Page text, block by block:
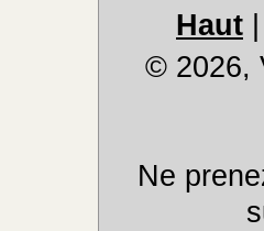
Haut
© 2026,
Ne